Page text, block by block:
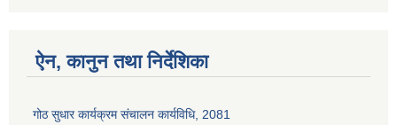
ऐन, कानुन तथा निर्देशिका
गोठ सुधार कार्यक्रम संचालन कार्यविधि, 2081